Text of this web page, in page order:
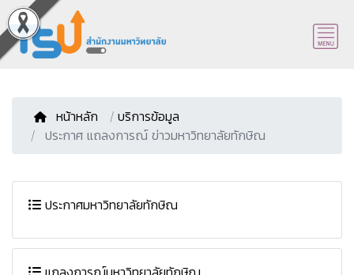
หน้าหลัก / บริการข้อมูล
ประกาศ แถลงการณ์ ข่าวมหาวิทยาลัยทักษิณ
ประกาศมหาวิทยาลัยทักษิณ
แถลงการณ์มหาวิทยาลัยทักษิณ